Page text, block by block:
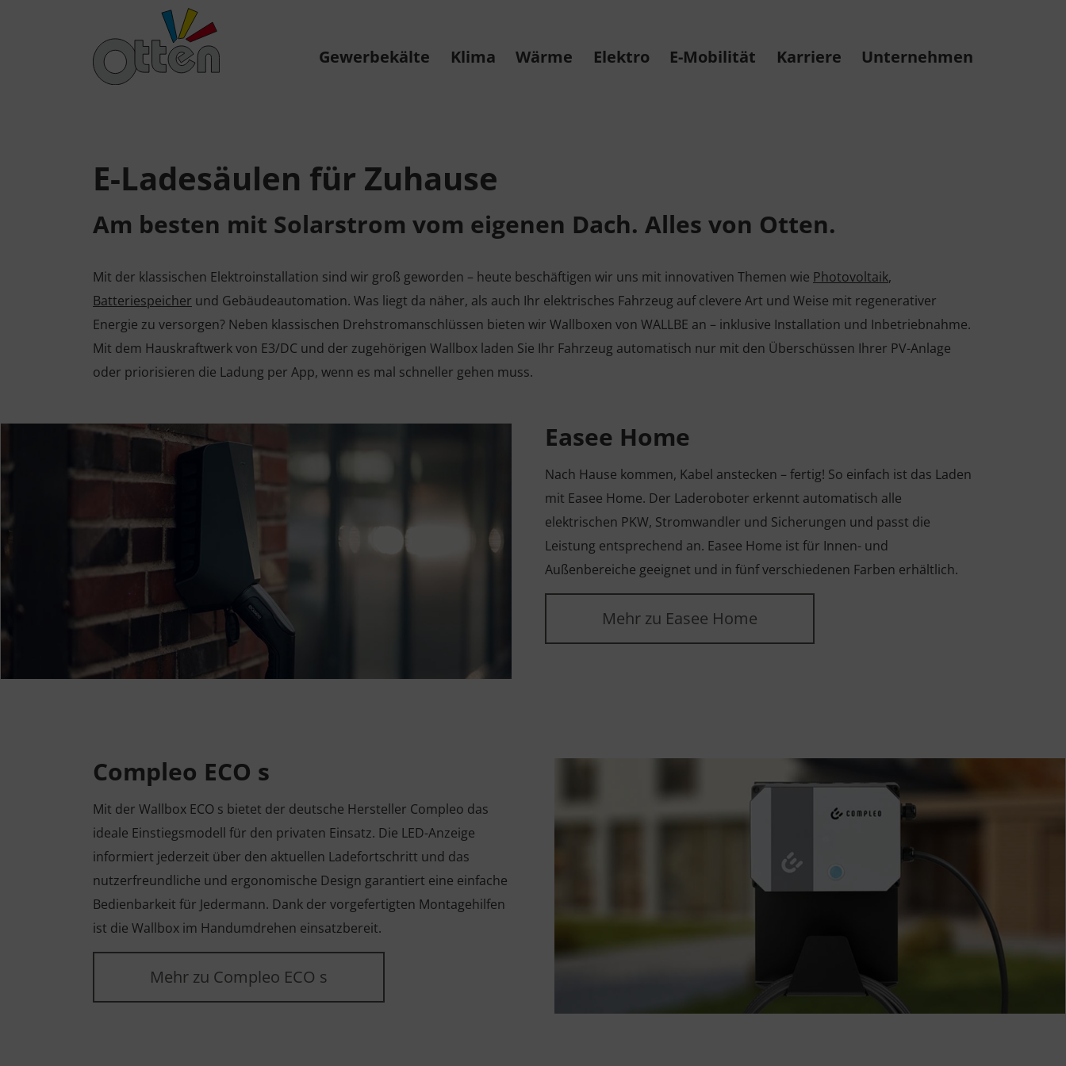
Gewerbekälte Klima Wärme Elektro E-Mobilität Karriere Unternehmen
E-Ladesäulen für Zuhause
Am besten mit Solarstrom vom eigenen Dach. Alles von Otten.
Mit der klassischen Elektroinstallation sind wir groß geworden – heute beschäftigen wir uns mit innovativen Themen wie Photovoltaik,
Batteriespeicher und Gebäudeautomation. Was liegt da näher, als auch Ihr elektrisches Fahrzeug auf clevere Art und Weise mit regenerativer
Energie zu versorgen? Neben klassischen Drehstromanschlüssen bieten wir Wallboxen von WALLBE an – inklusive Installation und Inbetriebnahme.
Mit dem Hauskraftwerk von E3/DC und der zugehörigen Wallbox laden Sie Ihr Fahrzeug automatisch nur mit den Überschüssen Ihrer PV-Anlage
oder priorisieren die Ladung per App, wenn es mal schneller gehen muss.
Easee Home
Nach Hause kommen, Kabel anstecken – fertig! So einfach ist das Laden
mit Easee Home. Der Laderoboter erkennt automatisch alle
elektrischen PKW, Stromwandler und Sicherungen und passt die
Leistung entsprechend an. Easee Home ist für Innen- und
Außenbereiche geeignet und in fünf verschiedenen Farben erhältlich.
Mehr zu Easee Home
Compleo ECO s
Mit der Wallbox ECO s bietet der deutsche Hersteller Compleo das
ideale Einstiegsmodell für den privaten Einsatz. Die LED-Anzeige
informiert jederzeit über den aktuellen Ladefortschritt und das
nutzerfreundliche und ergonomische Design garantiert eine einfache
Bedienbarkeit für Jedermann. Dank der vorgefertigten Montagehilfen
ist die Wallbox im Handumdrehen einsatzbereit.
Mehr zu Compleo ECO s